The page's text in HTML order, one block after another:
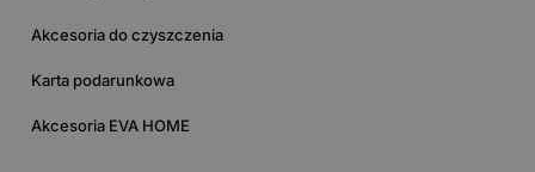
Akcesoria do czyszczenia
Karta podarunkowa
Akcesoria EVA HOME